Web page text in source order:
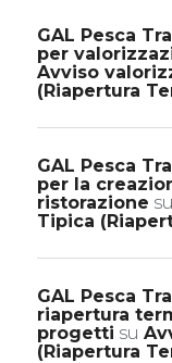
GAL Pesca
per
Avviso
(Riapertura
GAL Pesca
per la
ristorazione su
Tipica
GAL Pesca
riapertura
progetti su
(Riapertura